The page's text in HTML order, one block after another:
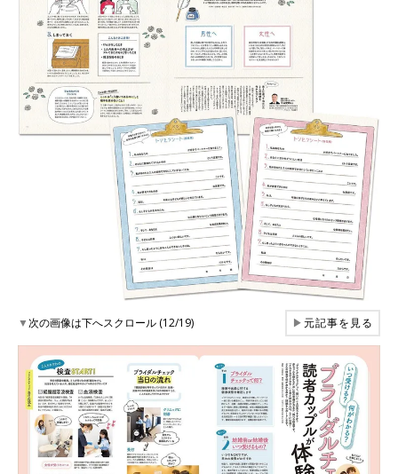
▼次の画像は下へスクロール (12/19) ▶元記事を見る